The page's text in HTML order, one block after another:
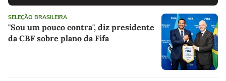
SELEÇÃO BRASILEIRA
"Sou um pouco contra", diz presidente
da CBF sobre plano da Fifa